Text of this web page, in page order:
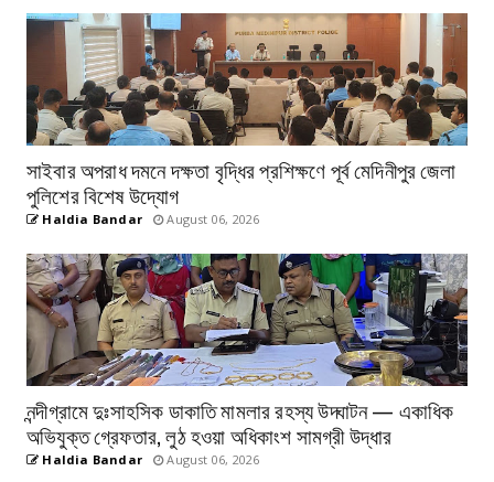
সাইবার অপরাধ দমনে দক্ষতা বৃদ্ধির প্রশিক্ষণে পূর্ব মেদিনীপুর জেলা
পুলিশের বিশেষ উদ্যোগ
Haldia Bandar August 06, 2026
নন্দীগ্রামে দুঃসাহসিক ডাকাতি মামলার রহস্য উদ্ঘাটন — একাধিক
অভিযুক্ত গ্রেফতার, লুঠ হওয়া অধিকাংশ সামগ্রী উদ্ধার
Haldia Bandar August 06, 2026